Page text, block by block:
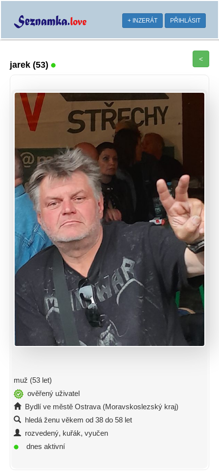
+ INZERÁT PŘIHLÁSIT
jarek (53)
<
muž (53 let)
ověřený uživatel
Bydlí ve městě Ostrava (Moravskoslezský kraj)
hledá ženu věkem od 38 do 58 let
rozvedený, kuřák, vyučen
dnes aktivní